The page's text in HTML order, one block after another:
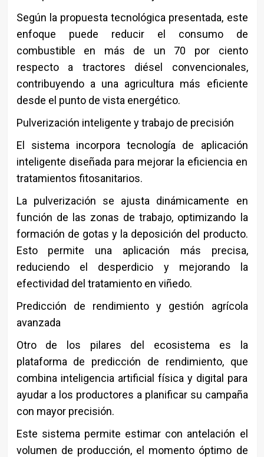
Según la propuesta tecnológica presentada, este
enfoque puede reducir el consumo de
combustible en más de un 70 por ciento
respecto a tractores diésel convencionales,
contribuyendo a una agricultura más eficiente
desde el punto de vista energético.
Pulverización inteligente y trabajo de precisión
El sistema incorpora tecnología de aplicación
inteligente diseñada para mejorar la eficiencia en
tratamientos fitosanitarios.
La pulverización se ajusta dinámicamente en
función de las zonas de trabajo, optimizando la
formación de gotas y la deposición del producto.
Esto permite una aplicación más precisa,
reduciendo el desperdicio y mejorando la
efectividad del tratamiento en viñedo.
Predicción de rendimiento y gestión agrícola
avanzada
Otro de los pilares del ecosistema es la
plataforma de predicción de rendimiento, que
combina inteligencia artificial física y digital para
ayudar a los productores a planificar su campaña
con mayor precisión.
Este sistema permite estimar con antelación el
volumen de producción, el momento óptimo de